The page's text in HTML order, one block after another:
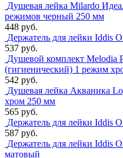
Душевая лейка Milardo
режимов черный 250 мм
448 руб.
Держатель для лейки Iddis
537 руб.
Душевой комплект Melodia
(гигиенический) 1 режим
542 руб.
Душевая лейка Акваника
хром 250 мм
565 руб.
Держатель для лейки Iddis
587 руб.
Держатель для лейки Iddis
матовый